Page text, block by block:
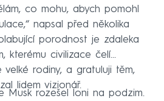
co mohu, abych pomohl
napsal před několika
porodnost je zdaleka
kterému civilizace čelí...
velké rodiny, a gratuluji těm,
lidem vizionář.
Musk rozešel loni na podzim.